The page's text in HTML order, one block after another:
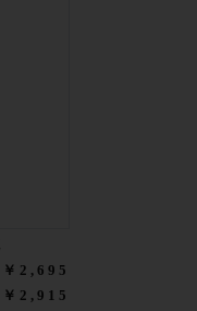
￥2,695
￥2,915